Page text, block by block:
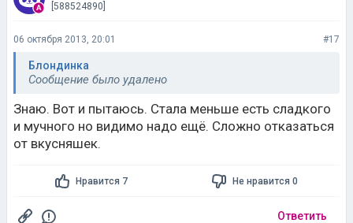
[588524890]
06 октября 2013, 20:01 #17
Блондинка
Сообщение было удалено
Знаю. Вот и пытаюсь. Стала меньше есть сладкого
и мучного но видимо надо ещё. Сложно отказаться
от вкусняшек.
Нравится 7 Не нравится 0
Ответить